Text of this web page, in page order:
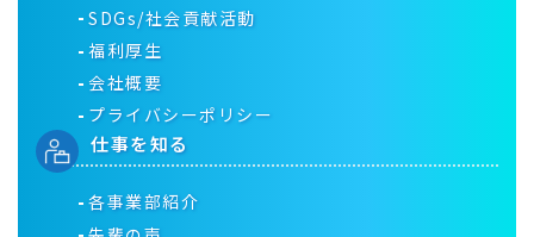
SDGs/社会貢献活動
福利厚生
会社概要
プライバシーポリシー
仕事を知る
各事業部紹介